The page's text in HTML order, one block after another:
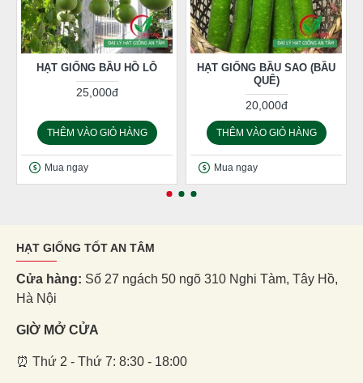
HẠT GIỐNG BẦU HỒ LÔ
25,000đ
THÊM VÀO GIỎ HÀNG
Mua ngay
HẠT GIỐNG BẦU SAO (BẦU
QUÊ)
20,000đ
THÊM VÀO GIỎ HÀNG
Mua ngay
HẠT GIỐNG TỐT AN TÂM
Cửa hàng: Số 27 ngách 50 ngõ 310 Nghi Tàm, Tây Hồ,
Hà Nội
GIỜ MỞ CỬA
⏰ Thứ 2 - Thứ 7: 8:30 - 18:00